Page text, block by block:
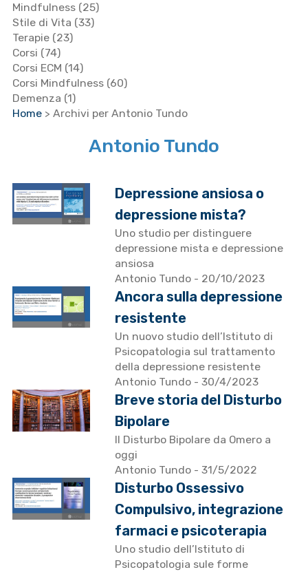
Mindfulness (25)
Stile di Vita (33)
Terapie (23)
Corsi (74)
Corsi ECM (14)
Corsi Mindfulness (60)
Demenza (1)
Home > Archivi per Antonio Tundo
Antonio Tundo
Depressione ansiosa o
depressione mista?
Uno studio per distinguere
depressione mista e depressione
ansiosa
Antonio Tundo - 20/10/2023
Ancora sulla depressione
resistente
Un nuovo studio dell’Istituto di
Psicopatologia sul trattamento
della depressione resistente
Antonio Tundo - 30/4/2023
Breve storia del Disturbo
Bipolare
Il Disturbo Bipolare da Omero a
oggi
Antonio Tundo - 31/5/2022
Disturbo Ossessivo
Compulsivo, integrazione
farmaci e psicoterapia
Uno studio dell’Istituto di
Psicopatologia sule forme